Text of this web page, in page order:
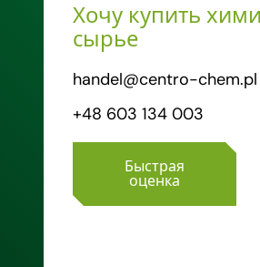
Хочу купить
сырье
handel@centro-chem.pl
+48 603 134 003
Быстрая
оценка